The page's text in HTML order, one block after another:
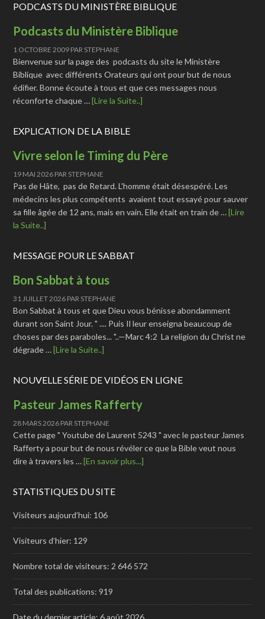
PODCASTS DU MINISTÈRE BIBLIQUE
Podcasts du Ministère Biblique
1 OCTOBRE 2009 PAR STEPHANE
Bienvenue sur la page des podcasts du site le Ministère
Biblique avec différents Orateurs qui ont pour but de nous
édifier. Bonne écoute à tous et que ces messages nous
réconforte chaque …[Lire la Suite..]
EXPLICATION DE LA BIBLE
Vivre selon le Timing du Père
19 MAI 2026 PAR STEPHANE
Pas de Hâte, pas de Retard. L'homme était désespéré. Les
médecins les plus compétents avaient tout essayé pour sauver
sa fille âgée de 12 ans, mais en vain. Elle était en train de …[Lire
la Suite..]
MESSAGE POUR LE SABBAT
Bon Sabbat à tous
31 JUILLET 2026 PAR STEPHANE
Bon Sabbat à tous et que Dieu vous bénisse abondamment
durant son Saint Jour. " .... Puis Il leur enseigna beaucoup de
choses par des paraboles... "..—Marc 4:2 La religion du Christ ne
dégrade …[Lire la Suite..]
NOUVELLE SÉRIE DE VIDÉOS EN LIGNE
Pasteur James Rafferty
28 MARS 2026 PAR STEPHANE
Cette page " Youtube de Laurent 5243 " avec le pasteur James
Rafferty a pour but de nous révéler ce que la Bible veut nous
dire à travers les …[En savoir plus...]
STATISTIQUES DU SITE
Visiteurs aujourd’hui: 106
Visiteurs d’hier: 129
Nombre total de visiteurs: 2 646 572
Total des publications:919
Date du dernier article:6 août 2026